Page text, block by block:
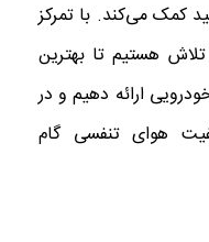
کمک می‌کند. با تمرکز
هستیم تا بهترین
ارائه دهیم و در
هوای تنفسی گام